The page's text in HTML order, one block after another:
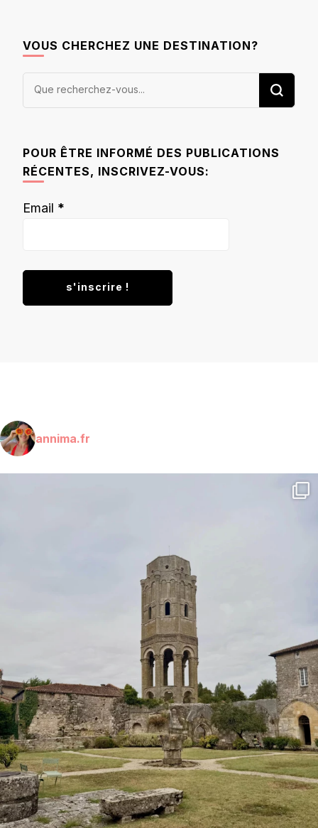
VOUS CHERCHEZ UNE DESTINATION?
Vous
POUR ÊTRE INFORMÉ DES PUBLICATIONS
RÉCENTES, INSCRIVEZ-VOUS:
Email *
annima.fr